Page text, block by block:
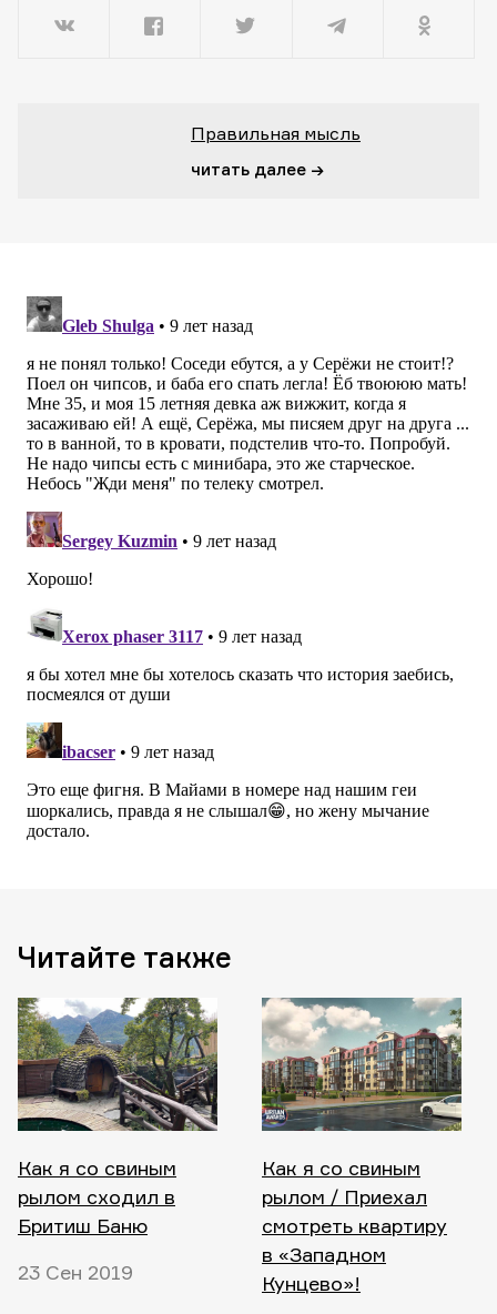
Правильная мысль
читать далее →
Читайте также
Как я со свиным
рылом сходил в
Бритиш Баню
23 Сен 2019
Как я со свиным
рылом / Приехал
смотреть квартиру
в «Западном
Кунцево»!